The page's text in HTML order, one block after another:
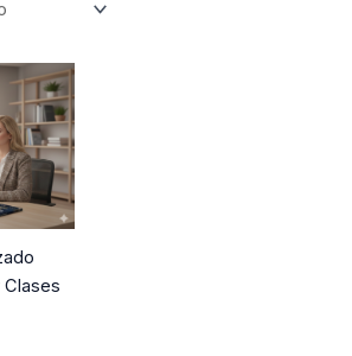
Clases
Current
price
is:
$ 749.900.